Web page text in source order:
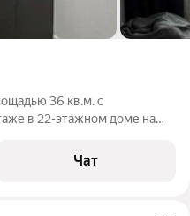
36 кв.м. с
в 22-этажном доме на
выходят на улицу. В
Чат